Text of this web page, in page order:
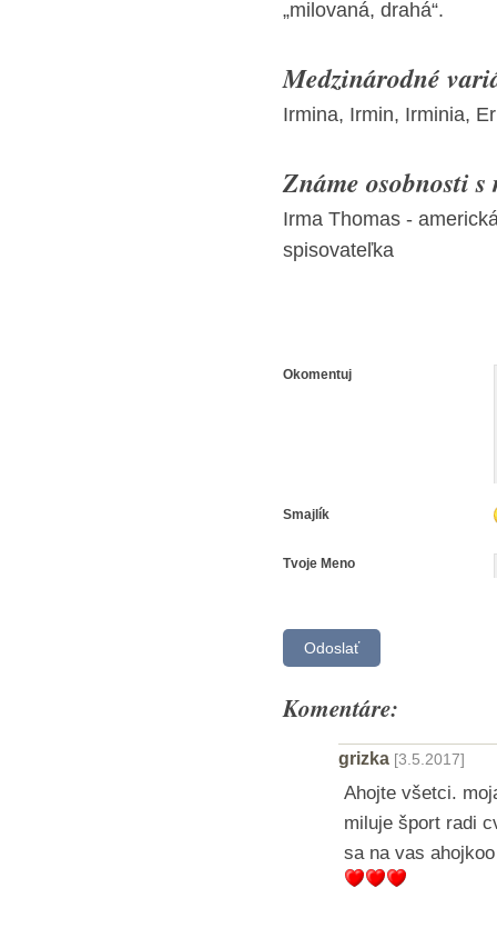
„milovaná, drahá“.
Medzinárodné
Irmina, Irmin, Irminia,
Známe osobnosti
Irma Thomas -
spisovateľka
Okomentuj
Smajlík
Tvoje Meno
Komentáre:
grizka [3.5.2017]
Ahojte všetci.
miluje šport radi
sa na vas